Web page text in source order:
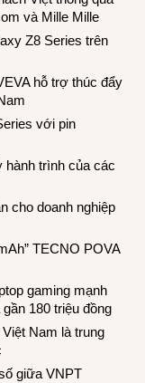
và Mille Mille
Z8 Series trên
hỗ trợ thúc đẩy
với pin
hành trình của các
cho doanh nghiệp
TECNO POVA
gaming mạnh
180 triệu đồng
Nam là trung
giữa VNPT